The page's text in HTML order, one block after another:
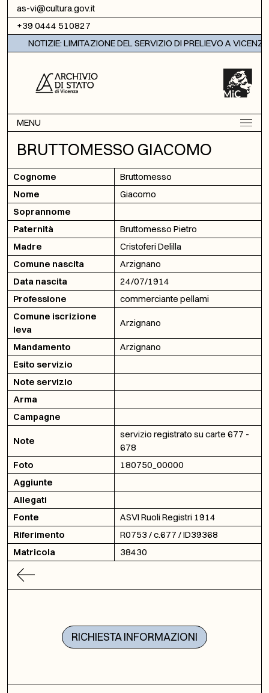
Vai al contenuto
as-vi@cultura.gov.it
+39 0444 510827
NOTIZIE: LIMITAZIONE DEL SERVIZIO DI PRELIEVO A VICENZA
MENU
BRUTTOMESSO GIACOMO
Cognome
Bruttomesso
Nome
Giacomo
Soprannome
Paternità
Bruttomesso Pietro
Madre
Cristoferi Delilla
Comune nascita
Arzignano
Data nascita
24/07/1914
Professione
commerciante pellami
Comune iscrizione
leva
Arzignano
Mandamento
Arzignano
Esito servizio
Note servizio
Arma
Campagne
Note
servizio registrato su carte 677 -
678
Foto
180750_00000
Aggiunte
Allegati
Fonte
ASVI Ruoli Registri 1914
Riferimento
R0753 / c.677 / ID39368
Matricola
38430
RICHIESTA INFORMAZIONI